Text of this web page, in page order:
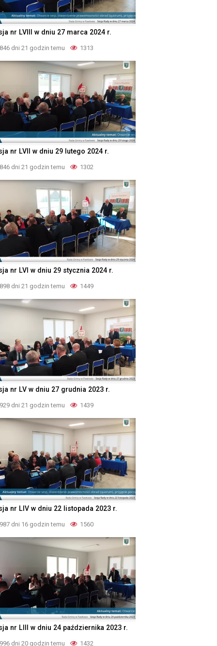
nr LVIII w dniu 27 marca 2024 r.
846 dni 21 godzin temu 1313
nr LVII w dniu 29 lutego 2024 r.
846 dni 21 godzin temu 1302
nr LVI w dniu 29 stycznia 2024 r.
898 dni 21 godzin temu 1449
nr LV w dniu 27 grudnia 2023 r.
929 dni 21 godzin temu 1439
nr LIV w dniu 22 listopada 2023 r.
987 dni 16 godzin temu 1560
nr LIII w dniu 24 października 2023 r.
996 dni 20 godzin temu 1432